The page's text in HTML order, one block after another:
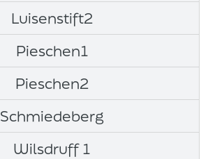
Luisenstift2
Pieschen1
Pieschen2
Schmiedeberg
Wilsdruff 1